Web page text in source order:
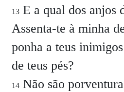
13 E a qual dos anjos
Assenta-te à minha
ponha a teus
de teus pés?
14 Não são